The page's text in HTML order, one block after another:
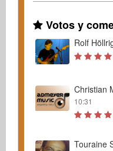
Votos y
Rolf
Christian
10:31
Touraine